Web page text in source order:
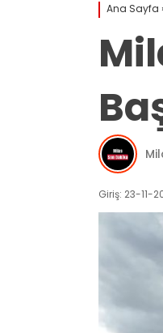
Ana Sayfa ›
Giriş: 23-11-